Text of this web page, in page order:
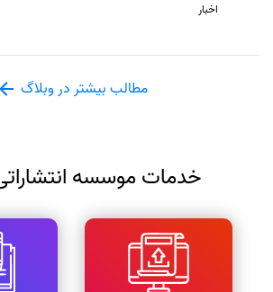
اخبار
مطالب بیشتر در وبلاگ
خدمات موسسه